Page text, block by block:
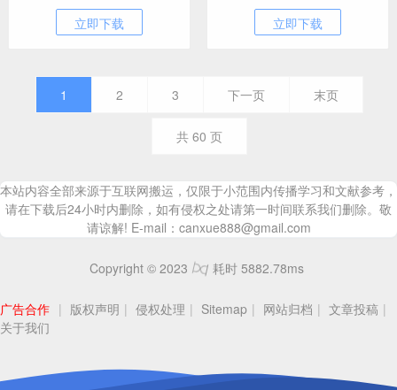
立即下载 立即下载
1 2 3 下一页 末页
共 60 页
本站内容全部来源于互联网搬运，仅限于小范围内传播学习和文献参考，
请在下载后24小时内删除，如有侵权之处请第一时间联系我们删除。敬
请谅解! E-mail：canxue888@gmail.com
Copyright © 2023 耗时 5882.78ms
广告合作 | 版权声明 | 侵权处理 | Sitemap | 网站归档 | 文章投稿 |
关于我们